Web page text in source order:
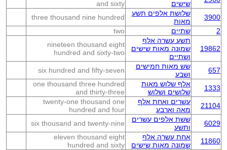
שישים
and sixty
3900
שלושת אלפים תשע
מאות
three thousand nine hundred
2
שתיים two
19862
תשע עשרה אלף
שמונה מאות שישים
ושתיים
nineteen thousand eight
hundred and sixty-two
657
שש מאות חמישים
ושבע
six hundred and fifty-seven
1333
אלף שלוש מאות
שלושים ושלוש
one thousand three hundred
and thirty-three
21104
עשרים ואחת אלף
מאה וארבע
twenty-one thousand one
hundred and four
6029
ששת אלפים עשרים
ותשע
six thousand and twenty-nine
11860
אחת עשרה אלף
שמונה מאות שישים
eleven thousand eight
hundred and sixty